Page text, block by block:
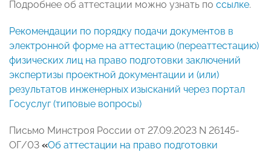
Подробнее об аттестации можно узнать по ссылке.
Рекомендации по порядку подачи документов в
электронной форме на аттестацию (переаттестацию)
физических лиц на право подготовки заключений
экспертизы проектной документации и (или)
результатов инженерных изысканий через портал
Госуслуг (типовые вопросы)
Письмо Минстроя России от 27.09.2023 N 26145-
ОГ/03 «Об аттестации на право подготовки